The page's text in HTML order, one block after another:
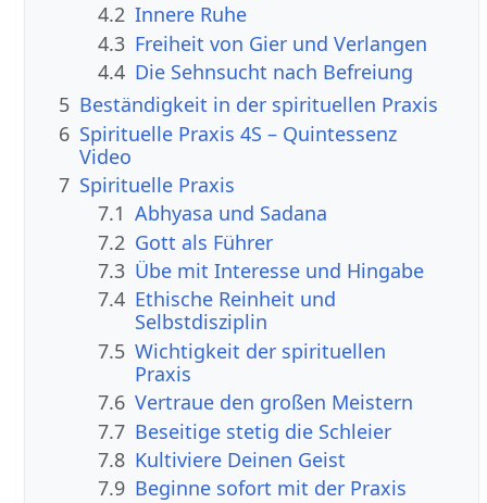
4.2 Innere Ruhe
4.3 Freiheit von Gier und Verlangen
4.4 Die Sehnsucht nach Befreiung
5 Beständigkeit in der spirituellen Praxis
6 Spirituelle Praxis 4S – Quintessenz
Video
7 Spirituelle Praxis
7.1 Abhyasa und Sadana
7.2 Gott als Führer
7.3 Übe mit Interesse und Hingabe
7.4 Ethische Reinheit und
Selbstdisziplin
7.5 Wichtigkeit der spirituellen
Praxis
7.6 Vertraue den großen Meistern
7.7 Beseitige stetig die Schleier
7.8 Kultiviere Deinen Geist
7.9 Beginne sofort mit der Praxis